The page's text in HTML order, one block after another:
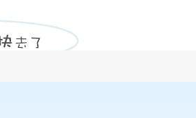
存在问题的对策-尊龙凯时